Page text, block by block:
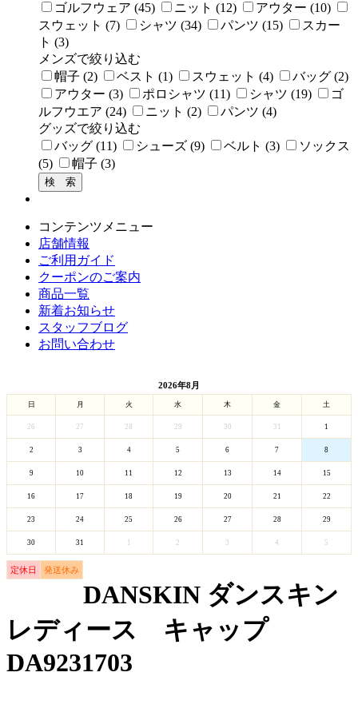
ゴルフウェア (45)
ニット (12)
アウター (10)
スウェット (7)
シャツ (34) パンツ (15)
スカー
ト (3)
メンズで絞り込む
帽子 (2)
ベスト (1) スウェット (4)
バッグ (2)
アウター (3)
ポロシャツ (11) シャツ (19)
ゴ
ルフウエア (24)
ニット (2)
パンツ (4)
グッズで絞り込む
バッグ (11)
シューズ (9) ベルト (3)
ソックス
(5)
帽子 (3)
コンテンツメニュー
店舗情報
ご利用ガイド
クーポンのご案内
商品一覧
新着お知らせ
スタッフブログ
お問い合わせ
2026年8月
日 月 火 水 木 金 土
26 27 28 29 30 31 1
2 3 4 5 6 7 8
9 10 11 12 13 14 15
16 17 18 19 20 21 22
23 24 25 26 27 28 29
30 31 1 2 3 4 5
定休日 発送休み
DANSKIN ダンスキン
レディース キャップ
DA9231703